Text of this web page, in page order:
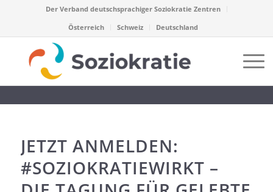
Der Verband deutschsprachiger Soziokratie Zentren
Österreich
Schweiz Deutschland
JETZT ANMELDEN:
#SOZIOKRATIEWIRKT –